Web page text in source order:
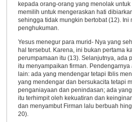
kepada orang-orang yang menolak
memilih untuk mengeraskan hati
sehingga tidak mungkin bertobat (12). Ini
penghukuman.
Yesus menegur para murid- Nya yang
hal tersebut. Karena, ini bukan pertama
perumpamaan itu (13). Selanjutnya, ada
itu menyampaikan firman.
lain: ada yang mendengar tetapi Iblis
yang mendengar dan bersukacita tetapi
penganiayaan dan penindasan; ada
itu terhimpit oleh kekuatiran dan
dan menyambut Firman lalu berbuah
20).